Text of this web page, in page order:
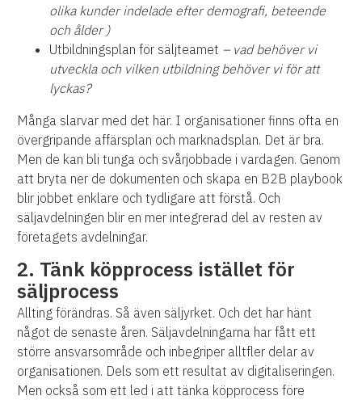
olika kunder indelade efter demografi, beteende
och ålder )
Utbildningsplan för säljteamet – vad behöver vi
utveckla och vilken utbildning behöver vi för att
lyckas?
Många slarvar med det här. I organisationer finns ofta en
övergripande affärsplan och marknadsplan. Det är bra.
Men de kan bli tunga och svårjobbade i vardagen. Genom
att bryta ner de dokumenten och skapa en B2B playbook
blir jobbet enklare och tydligare att förstå. Och
säljavdelningen blir en mer integrerad del av resten av
företagets avdelningar.
2. Tänk köpprocess istället för
säljprocess
Allting förändras. Så även säljyrket. Och det har hänt
något de senaste åren. Säljavdelningarna har fått ett
större ansvarsområde och inbegriper alltfler delar av
organisationen. Dels som ett resultat av digitaliseringen.
Men också som ett led i att tänka köpprocess före